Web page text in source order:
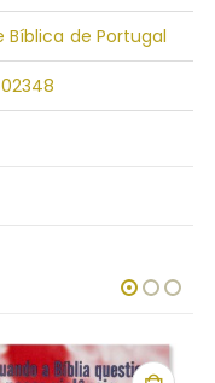
Bíblica de Portugal